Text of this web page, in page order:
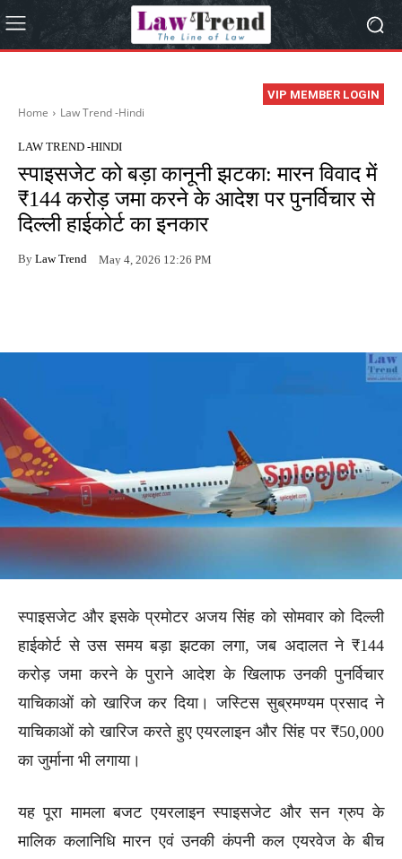
VIP MEMBER LOGIN
Home Law Trend -Hindi
LAW TREND -HINDI
स्पाइसजेट को बड़ा कानूनी झटका: मारन विवाद में
₹144 करोड़ जमा करने के आदेश पर पुनर्विचार से
दिल्ली हाईकोर्ट का इनकार
By Law Trend May 4, 2026 12:26 PM
स्पाइसजेट और इसके प्रमोटर अजय सिंह को सोमवार को दिल्ली
हाईकोर्ट से उस समय बड़ा झटका लगा, जब अदालत ने ₹144
करोड़ जमा करने के पुराने आदेश के खिलाफ उनकी पुनर्विचार
याचिकाओं को खारिज कर दिया। जस्टिस सुब्रमण्यम प्रसाद ने
याचिकाओं को खारिज करते हुए एयरलाइन और सिंह पर ₹50,000
का जुर्माना भी लगाया।
यह पूरा मामला बजट एयरलाइन स्पाइसजेट और सन ग्रुप के
मालिक कलानिधि मारन एवं उनकी कंपनी कल एयरवेज के बीच